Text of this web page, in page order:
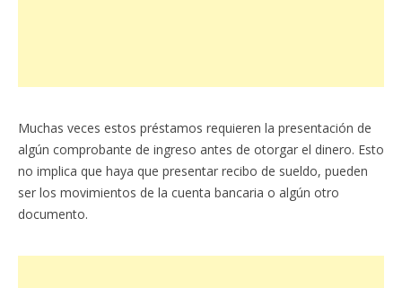
Muchas veces estos préstamos requieren la presentación de
algún comprobante de ingreso antes de otorgar el dinero. Esto
no implica que haya que presentar recibo de sueldo, pueden
ser los movimientos de la cuenta bancaria o algún otro
documento.